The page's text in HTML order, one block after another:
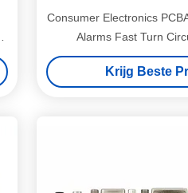
Consumer Electronics
Alarms Fast Turn
Assemblage
Krijg Beste